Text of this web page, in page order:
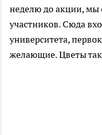
неделю до акции,
участников. Сюда
университета,
желающие. Цветы